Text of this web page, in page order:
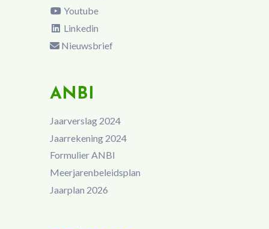
Youtube
Linkedin
Nieuwsbrief
ANBI
Jaarverslag 2024
Jaarrekening 2024
Formulier ANBI
Meerjarenbeleidsplan
Jaarplan 2026